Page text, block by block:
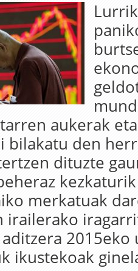
aukerak
bilakatu den
dituzte
merkatuak
irailerako
2015eko
ikustekoak